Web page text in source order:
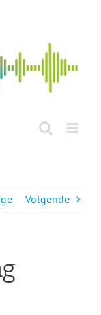
Volgende